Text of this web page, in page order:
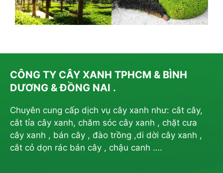
CÔNG TY CÂY XANH TPHCM & BÌNH
DƯƠNG & ĐỒNG NAI .
Chuyên cung cấp dịch vụ cây xanh như: cắt cây,
cắt tỉa cây xanh, chăm sóc cây xanh , chặt cưa
cây xanh , bán cây , đào trồng ,di dời cây xanh ,
cắt cỏ dọn rác bán cây , chậu canh ….